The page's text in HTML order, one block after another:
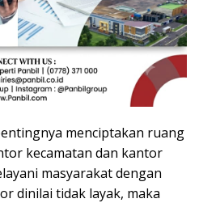
menciptakan ruang
kecamatan dan kantor
masyarakat dengan
dinilai tidak layak, maka